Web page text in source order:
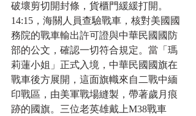
破壞剪切開封條，貨櫃門緩緩打開。
14:15，海關人員查驗戰車，核對美國國
務院的戰車輸出許可證與中華民國國防
部的公文，確認一切符合規定。當「瑪
莉蓮小姐」正式入境，中華民國國旗在
戰車後方展開，這面旗幟來自二戰中緬
印戰區，由美軍戰場縫製，帶著歲月痕
跡的國旗。三位老英雄戴上M38戰車